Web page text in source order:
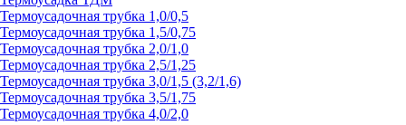
Термоусадочная трубка 1,0/0,5
Термоусадочная трубка 1,5/0,75
Термоусадочная трубка 2,0/1,0
Термоусадочная трубка 2,5/1,25
Термоусадочная трубка 3,0/1,5 (3,2/1,6)
Термоусадочная трубка 3,5/1,75
Термоусадочная трубка 4,0/2,0